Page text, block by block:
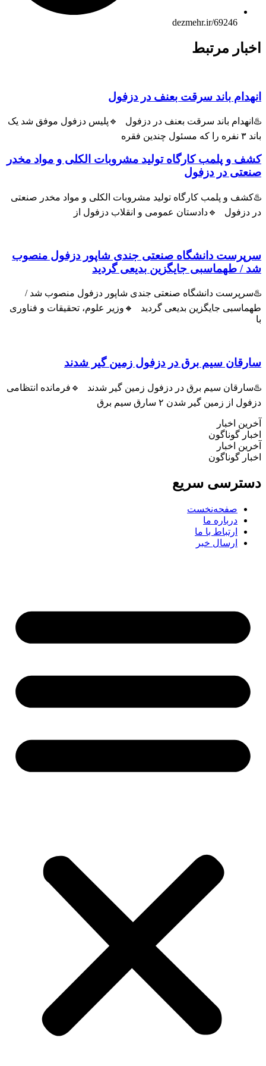
dezmehr.ir/69246
مرتبط
باند سرقت بعنف در دزفول
باند سرقت بعنف در دزفول 🔹پلیس دزفول موفق شد یک
و پلمب کارگاه تولید مشروبات الکلی و مواد مخدر
در دزفول
و پلمب کارگاه تولید مشروبات الکلی و مواد مخدر صنعتی
🔹دادستان عمومی و انقلاب دزفول از
دانشگاه صنعتی جندی شاپور دزفول منصوب
طهماسبی جایگزین بدیعی گردید
دانشگاه صنعتی جندی شاپور دزفول منصوب شد /
جایگزین بدیعی گردید 🔸وزیر علوم، تحقیقات و فناوری
سیم برق در دزفول زمین گیر شدند
سیم برق در دزفول زمین گیر شدند 🔹فرمانده انتظامی
زمین گیر شدن ۲ سارق سیم برق
اخبار
گوناگون
اخبار
گوناگون
سریع
صفحه‌نخست
درباره ما
ارتباط با ما
ارسال خبر